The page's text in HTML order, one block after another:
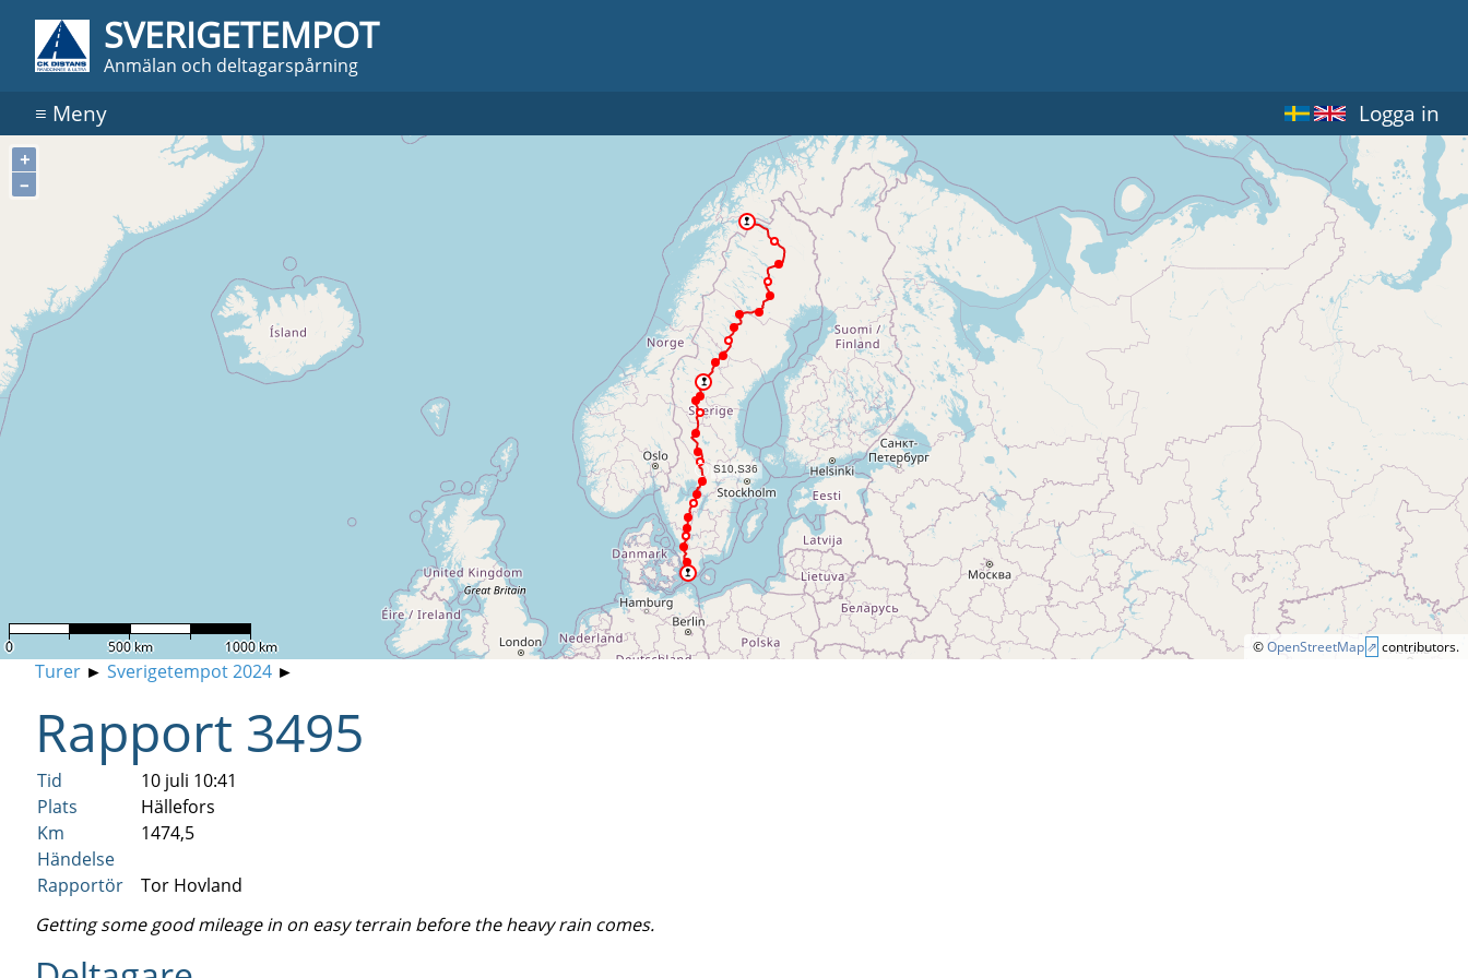
SVERIGETEMPOT
Anmälan och deltagarspårning
≡ Meny Logga in
+
–
©OpenStreetMap contributors.
0 500 km 1000 km
Turer ► Sverigetempot 2024 ►
Rapport 3495
Tid
10 juli 10:41
Plats
Hällefors
Km
1474,5
Händelse
Rapportör
Tor Hovland
Getting some good mileage in on easy terrain before the heavy rain comes.